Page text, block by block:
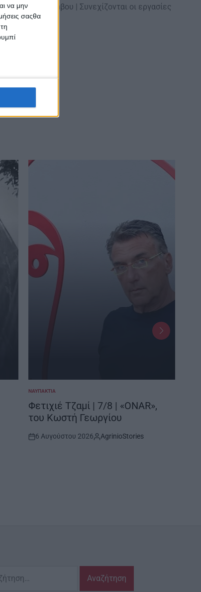
να μην
σαςθα
σε Κόμβου | Συνεχίζονται οι εργασίες
POSTED
IN
ΝΑΥΠΑΚΤΊΑ
Φετιχιέ Τζαμί | 7/8 | «ONAR»,
του Κωστή Γεωργίου
Post
6 Αυγούστου 2026
By:
AgrinioStories